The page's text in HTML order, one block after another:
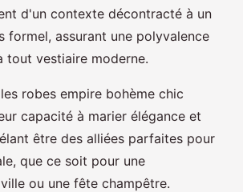
d'un contexte décontracté à un
formel, assurant une polyvalence
tout vestiaire moderne.
robes empire bohème chic
capacité à marier élégance et
être des alliées parfaites pour
que ce soit pour une
ou une fête champêtre.